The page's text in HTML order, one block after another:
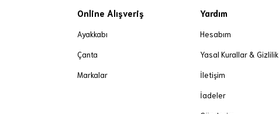
Online Alışveriş
Ayakkabı
Çanta
Markalar
Yardım
Hesabım
Yasal Kurallar & Gizlilik
İletişim
İadeler